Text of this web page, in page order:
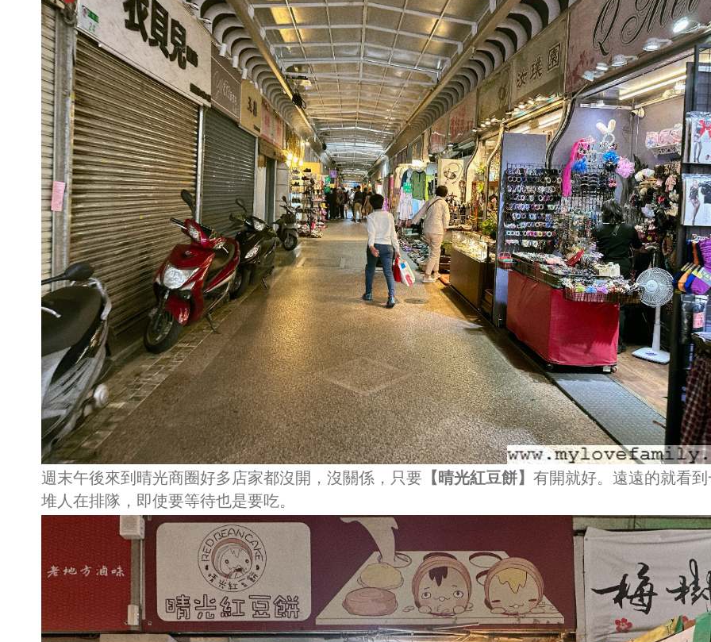
週末午後來到晴光商圈好多店家都沒開，沒關係，只要 【晴光紅豆餅】 有開就好。遠遠的就看
堆人在排隊，即使要等待也是要吃。